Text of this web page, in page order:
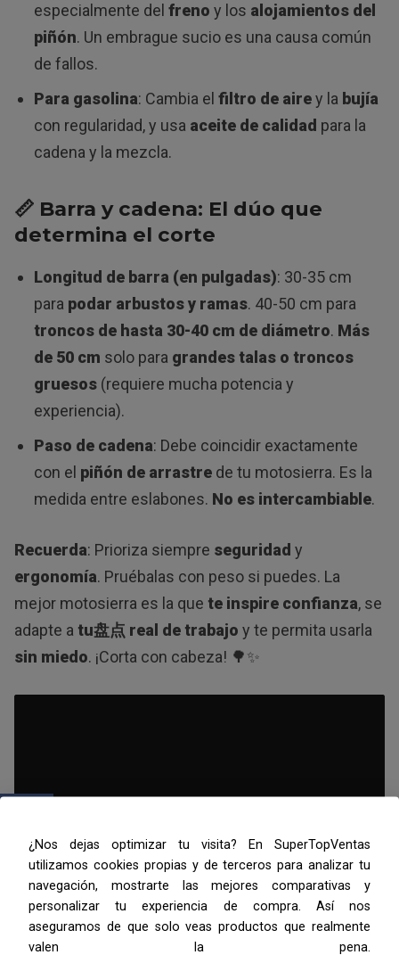
especialmente del freno y los alojamientos del
piñón. Un embrague sucio es una causa común
de fallos.
Para gasolina: Cambia el filtro de airey la bujía
con regularidad, y usa aceite de calidad para la
cadena y la mezcla.
📏 Barra y cadena: El dúo que
determina el corte
Longitud de barra (en pulgadas): 30-35 cm
para podar arbustos y ramas. 40-50 cm para
troncos de hasta 30-40 cm de diámetro. Más
de 50 cm solo para grandes talas o troncos
gruesos(requiere mucha potencia y
experiencia).
Paso de cadena: Debe coincidir exactamente
con el piñón de arrastrede tu motosierra. Es la
medida entre eslabones. No es intercambiable.
Recuerda: Prioriza siempre seguridad y
ergonomía. Pruébalas con peso si puedes. La
mejor motosierra es la que te inspire confianza, se
adapte a tu盘点 real de trabajo y te permita usarla
sin miedo. ¡Corta con cabeza! 🌳✨
Las 5 MEJORES Motosierras
¿Nos dejas optimizar tu visita? En SuperTopVentas
utilizamos cookies propias y de terceros para analizar tu
navegación, mostrarte las mejores comparativas y
personalizar tu experiencia de compra. Así nos
aseguramos de que solo veas productos que realmente
valen la pena.